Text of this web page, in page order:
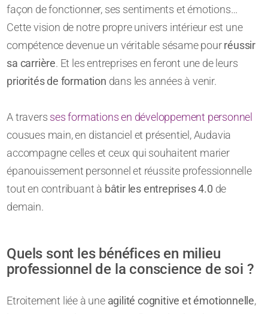
façon de fonctionner, ses sentiments et émotions…
Cette vision de notre propre univers intérieur est une
compétence devenue un véritable sésame pourréussir
sa carrière. Et les entreprises en feront une de leurs
priorités de formation dans les années à venir.
A travers ses formations en développement personnel
cousues main, en distanciel et présentiel, Audavia
accompagne celles et ceux qui souhaitent marier
épanouissement personnel et réussite professionnelle
tout en contribuant à bâtir les entreprises 4.0 de
demain.
Quels sont les bénéfices en milieu
professionnel de la conscience de soi ?
Etroitement liée à une agilité cognitive et émotionnelle,